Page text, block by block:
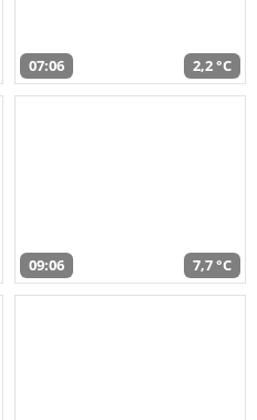
07:06 2,2 °C
09:06 7,7 °C